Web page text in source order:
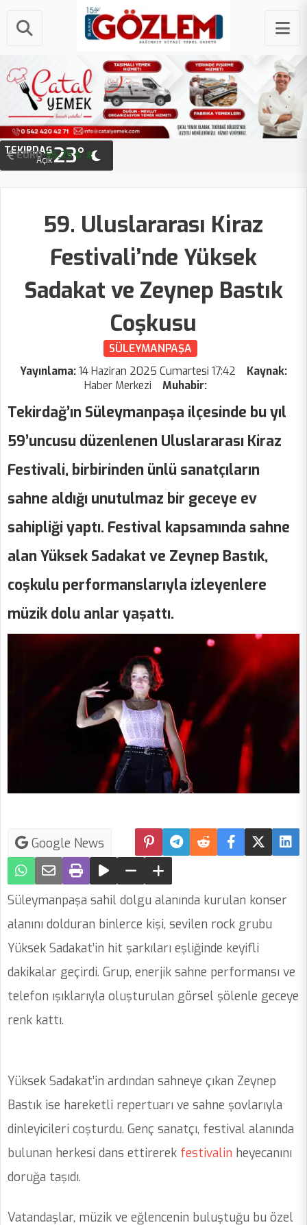
EURO 55.25 ₺
STERLIN 64.48 ₺
TEKIRDAĞ
Açık23°
59. Uluslararası Kiraz
Festivali’nde Yüksek
Sadakat ve Zeynep Bastık
Coşkusu
SÜLEYMANPAŞA
Yayınlama:14 Haziran 2025 Cumartesi 17:42
Kaynak:
Haber Merkezi
Muhabir:
Tekirdağ’ın Süleymanpaşa ilçesinde bu yıl
59’uncusu düzenlenen Uluslararası Kiraz
Festivali, birbirinden ünlü sanatçıların
sahne aldığı unutulmaz bir geceye ev
sahipliği yaptı. Festival kapsamında sahne
alan Yüksek Sadakat ve Zeynep Bastık,
coşkulu performanslarıyla izleyenlere
müzik dolu anlar yaşattı.
Google News
Süleymanpaşa sahil dolgu alanında kurulan konser
alanını dolduran binlerce kişi, sevilen rock grubu
Yüksek Sadakat’in hit şarkıları eşliğinde keyifli
dakikalar geçirdi. Grup, enerjik sahne performansı ve
telefon ışıklarıyla oluşturulan görsel şölenle geceye
renk kattı.
Yüksek Sadakat’in ardından sahneye çıkan Zeynep
Bastık ise hareketli repertuarı ve sahne şovlarıyla
dinleyicileri coşturdu. Genç sanatçı, festival alanında
bulunan herkesi dans ettirerek festivalin heyecanını
doruğa taşıdı.
Vatandaşlar, müzik ve eğlencenin buluştuğu bu özel